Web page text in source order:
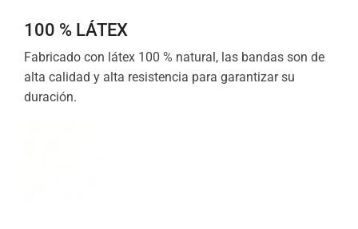
100 % LÁTEX
Fabricado con látex 100 % natural, las bandas son de
alta calidad y alta resistencia para garantizar su
duración.